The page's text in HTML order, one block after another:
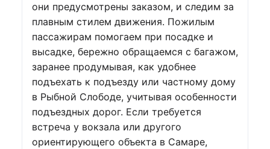
они предусмотрены заказом, и следим за
плавным стилем движения. Пожилым
пассажирам помогаем при посадке и
высадке, бережно обращаемся с багажом,
заранее продумывая, как удобнее
подъехать к подъезду или частному дому
в Рыбной Слободе, учитывая особенности
подъездных дорог. Если требуется
встреча у вокзала или другого
ориентирующего объекта в Самаре,